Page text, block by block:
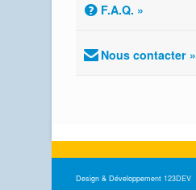
F.A.Q. »
Nous contacter »
Design & Développement 123DEV